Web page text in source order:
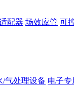
配器 场效应管 可
/气处理设备 电子